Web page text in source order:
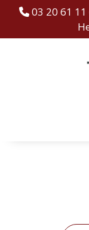
03 20 61